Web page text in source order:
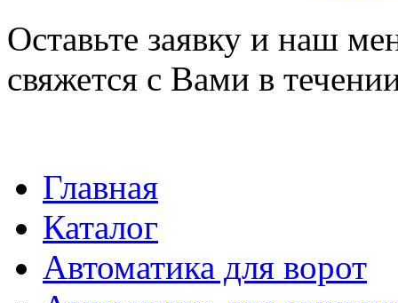
Оставьте заявку и наш
свяжется с Вами в
Главная
Каталог
Автоматика для ворот